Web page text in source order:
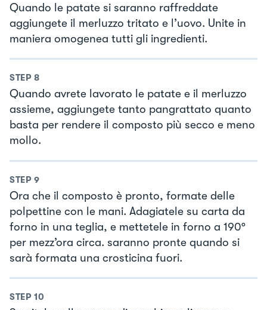
Quando le patate si saranno raffreddate
aggiungete il merluzzo tritato e l’uovo. Unite in
maniera omogenea tutti gli ingredienti.
STEP 8
Quando avrete lavorato le patate e il merluzzo
assieme, aggiungete tanto pangrattato quanto
basta per rendere il composto più secco e meno
mollo.
STEP 9
Ora che il composto è pronto, formate delle
polpettine con le mani. Adagiatele su carta da
forno in una teglia, e mettetele in forno a 190°
per mezz’ora circa. saranno pronte quando si
sarà formata una crosticina fuori.
STEP 10